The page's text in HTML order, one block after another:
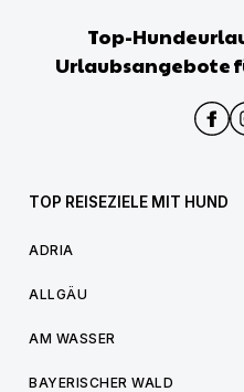
Top-
Urlaubsangebote
TOP REISEZIELE MIT HUND
ADRIA
ALLGÄU
AM WASSER
BAYERISCHER WALD